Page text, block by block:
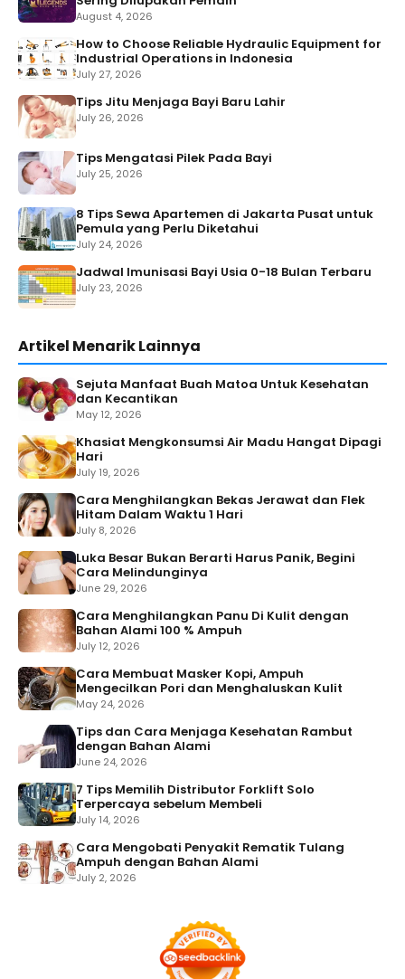
August 4, 2026
How to Choose Reliable Hydraulic Equipment for
Industrial Operations in Indonesia
July 27, 2026
Tips Jitu Menjaga Bayi Baru Lahir
July 26, 2026
Tips Mengatasi Pilek Pada Bayi
July 25, 2026
8 Tips Sewa Apartemen di Jakarta Pusat untuk
Pemula yang Perlu Diketahui
July 24, 2026
Jadwal Imunisasi Bayi Usia 0-18 Bulan Terbaru
July 23, 2026
Artikel Menarik Lainnya
Sejuta Manfaat Buah Matoa Untuk Kesehatan
dan Kecantikan
May 12, 2026
Khasiat Mengkonsumsi Air Madu Hangat Dipagi
Hari
July 19, 2026
Cara Menghilangkan Bekas Jerawat dan Flek
Hitam Dalam Waktu 1 Hari
July 8, 2026
Luka Besar Bukan Berarti Harus Panik, Begini
Cara Melindunginya
June 29, 2026
Cara Menghilangkan Panu Di Kulit dengan
Bahan Alami 100 % Ampuh
July 12, 2026
Cara Membuat Masker Kopi, Ampuh
Mengecilkan Pori dan Menghaluskan Kulit
May 24, 2026
Tips dan Cara Menjaga Kesehatan Rambut
dengan Bahan Alami
June 24, 2026
7 Tips Memilih Distributor Forklift Solo
Terpercaya sebelum Membeli
July 14, 2026
Cara Mengobati Penyakit Rematik Tulang
Ampuh dengan Bahan Alami
July 2, 2026